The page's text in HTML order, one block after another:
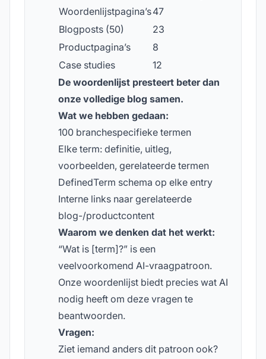
Woordenlijstpagina’s47
Blogposts (50)
23
Productpagina’s
8
Case studies
12
De woordenlijst presteert beter dan
onze volledige blog samen.
Wat we hebben gedaan:
100 branchespecifieke termen
Elke term: definitie, uitleg,
voorbeelden, gerelateerde termen
DefinedTerm schema op elke entry
Interne links naar gerelateerde
blog-/productcontent
Waarom we denken dat het werkt:
“Wat is [term]?” is een
veelvoorkomend AI-vraagpatroon.
Onze woordenlijst biedt precies wat AI
nodig heeft om deze vragen te
beantwoorden.
Vragen:
Ziet iemand anders dit patroon ook?